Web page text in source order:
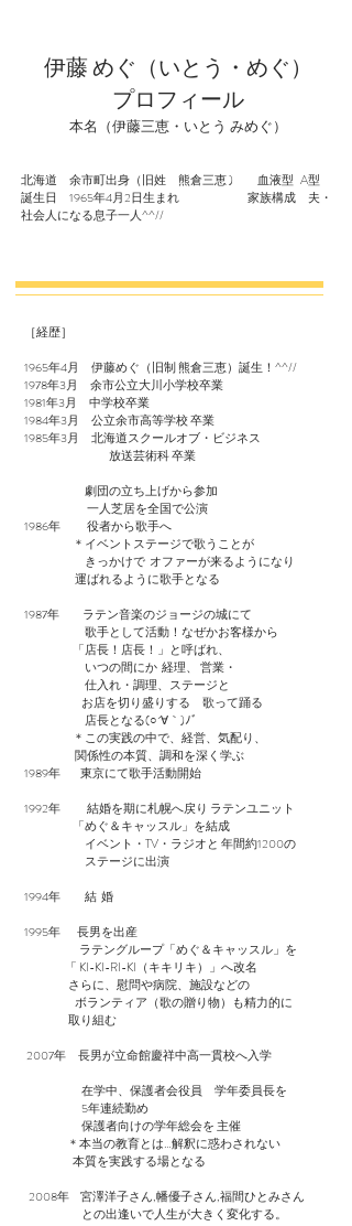
伊藤 めぐ（いとう・めぐ）
プロフィール
本名（伊藤三恵・いとう みめぐ）
北海道 余市町出身（旧姓 熊倉三恵 ) 血液型 A型
誕生日 1965年4月2日生まれ 家族構成 夫・
社会人になる息子一人^^//
［経歴］
1965年4月 伊藤めぐ（旧制 熊倉三恵）誕生！^^//
1978年3月 余市公立大川小学校卒業
1981年3月 中学校卒業
1984年3月 公立余市高等学校 卒業
1985年3月 北海道スクールオブ・ビジネス
放送芸術科 卒業
劇団の立ち上げから参加
一人芝居を全国で公演
1986年 役者から歌手へ
＊イベントステージで歌うことが
きっかけで オファーが来るようになり
運ばれるように歌手となる
1987年 ラテン音楽のジョージの城にて
歌手として活動！なぜかお客様から
「店長！店長！」と呼ばれ、
いつの間にか 経理、 営業・
仕入れ・調理、ステージと
お店を切り盛りする 歌って踊る
店長となる(○´∀｀)ﾉﾞ
＊この実践の中で、経営、気配り、
関係性の本質、調和を深く学ぶ
1989年 東京にて歌手活動開始
1992年 結婚を期に札幌へ戻り ラテンユニット
「めぐ＆キャッスル」を結成
イベント・TV・ラジオと 年間約1200の
ステージに出演
1994年 結 婚
1995年 長男を出産
ラテングループ「めぐ＆キャッスル」を
「 KI-KI-RI-KI（キキリキ）」へ改名
さらに、慰問や病院、施設などの
ボランティア（歌の贈り物）も精力的に
取り組む
2007年 長男が立命館慶祥中高一貫校へ入学
在学中、保護者会役員 学年委員長を
5年連続勤め
保護者向けの学年総会を 主催
＊本当の教育とは…解釈に惑わされない
本質を実践する場となる
2008年 宮澤洋子さん,幡優子さん,福間ひとみさん
との出逢いで​人生が大きく変化する。